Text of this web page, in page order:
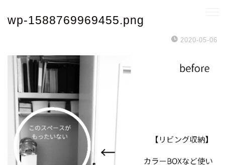
wp-1588769969455.png
2020-05-06